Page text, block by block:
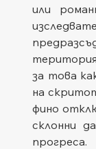
или
за това
на
фино
склонни
прогреса.